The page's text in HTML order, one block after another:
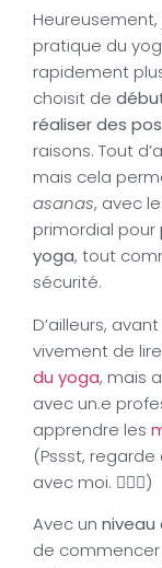
Heureusement,
pratique du
rapidement
choisit de
réaliser des
raisons. Tout
mais cela
asanas, avec
primordial pour
yoga, tout
sécurité.
D’ailleurs,
vivement de
du yoga, mais
avec un.e
apprendre les
(Pssst,
avec moi. 💁🏻‍♀️)
Avec un niveau
de